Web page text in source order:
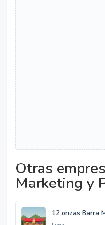
Otras
Marketing y
12 onzas Barra